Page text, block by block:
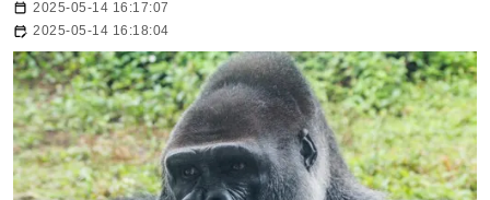
2025-05-14 16:17:07
2025-05-14 16:18:04